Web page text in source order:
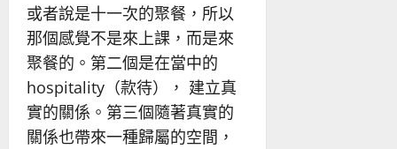
或者說是十一次的聚餐，所以
那個感覺不是來上課，而是來
聚餐的。第二個是在當中的
hospitality（款待）， 建立真
實的關係。第三個隨著真實的
關係也帶來一種歸屬的空間，